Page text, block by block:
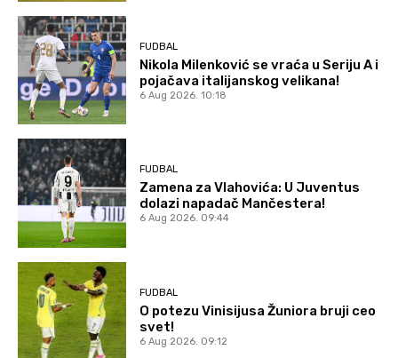
FUDBAL
Nikola Milenković se vraća u Seriju A i
pojačava italijanskog velikana!
6 Aug 2026. 10:18
FUDBAL
Zamena za Vlahovića: U Juventus
dolazi napadač Mančestera!
6 Aug 2026. 09:44
FUDBAL
O potezu Vinisijusa Žuniora bruji ceo
svet!
6 Aug 2026. 09:12